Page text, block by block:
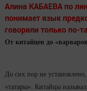
Алина КАБАЕВА по
понимает язык
говорили только по-
От китайцев до
До сих пор не
«татары». Китайцы